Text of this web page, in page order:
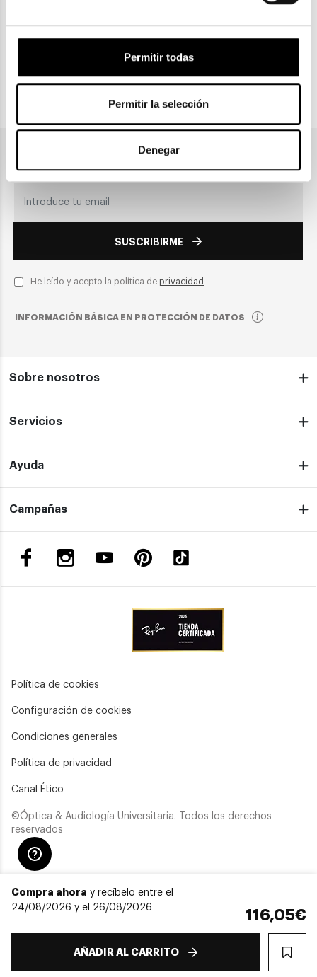
Permitir todas
Permitir la selección
Denegar
Compra ahora y recíbelo entre el
24/08/2026 y el 26/08/2026
116,05€
AÑADIR AL CARRITO
CLICK & COLLECT
Recogida en tienda
PAGO SEGURO
Únete a nuestra newsletter
SUSCRIBIRME
He leído y acepto la política de privacidad
INFORMACIÓN BÁSICA EN PROTECCIÓN DE DATOS
Sobre nosotros
Servicios
Ayuda
Campañas
Política de cookies
Configuración de cookies
Condiciones generales
Política de privacidad
Canal Ético
©Óptica & Audiología Universitaria. Todos los derechos
reservados